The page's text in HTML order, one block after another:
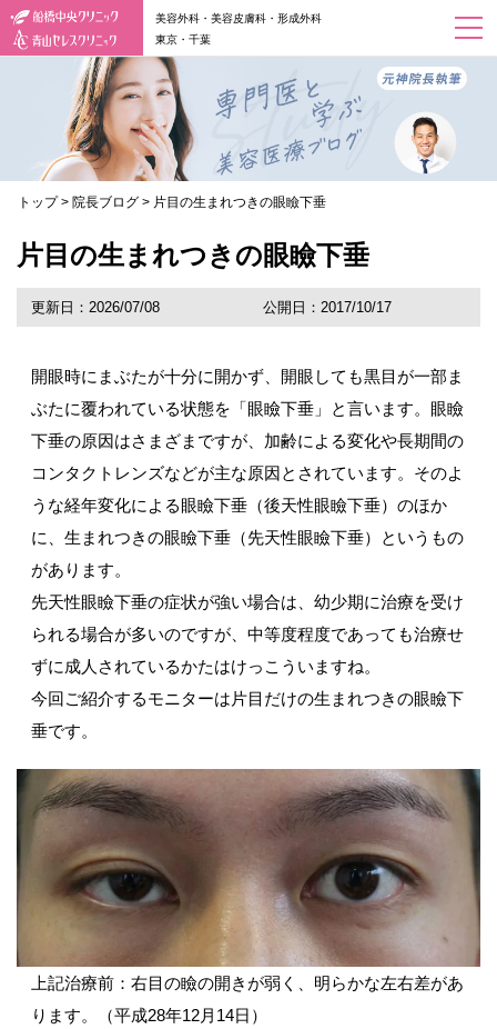
美容外科・美容皮膚科・形成外科
東京・千葉
トップ > 院長ブログ > 片目の生まれつきの眼瞼下垂
片目の生まれつきの眼瞼下垂
更新日：2026/07/08 公開日：2017/10/17
開眼時にまぶたが十分に開かず、開眼しても黒目が一部ま
ぶたに覆われている状態を「眼瞼下垂」と言います。眼瞼
下垂の原因はさまざまですが、加齢による変化や長期間の
コンタクトレンズなどが主な原因とされています。そのよ
うな経年変化による眼瞼下垂（後天性眼瞼下垂）のほか
に、生まれつきの眼瞼下垂（先天性眼瞼下垂）というもの
があります。
先天性眼瞼下垂の症状が強い場合は、幼少期に治療を受け
られる場合が多いのですが、中等度程度であっても治療せ
ずに成人されているかたはけっこういますね。
今回ご紹介するモニターは片目だけの生まれつきの眼瞼下
垂です。
上記治療前：右目の瞼の開きが弱く、明らかな左右差があ
ります。（平成28年12月14日）